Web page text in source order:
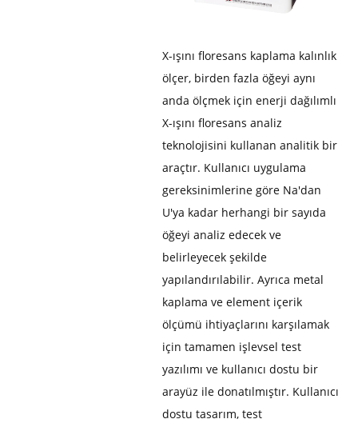
X-ışını floresans kaplama kalınlık
ölçer, birden fazla öğeyi aynı
anda ölçmek için enerji dağılımlı
X-ışını floresans analiz
teknolojisini kullanan analitik bir
araçtır. Kullanıcı uygulama
gereksinimlerine göre Na'dan
U'ya kadar herhangi bir sayıda
öğeyi analiz edecek ve
belirleyecek şekilde
yapılandırılabilir. Ayrıca metal
kaplama ve element içerik
ölçümü ihtiyaçlarını karşılamak
için tamamen işlevsel test
yazılımı ve kullanıcı dostu bir
arayüz ile donatılmıştır. Kullanıcı
dostu tasarım, test